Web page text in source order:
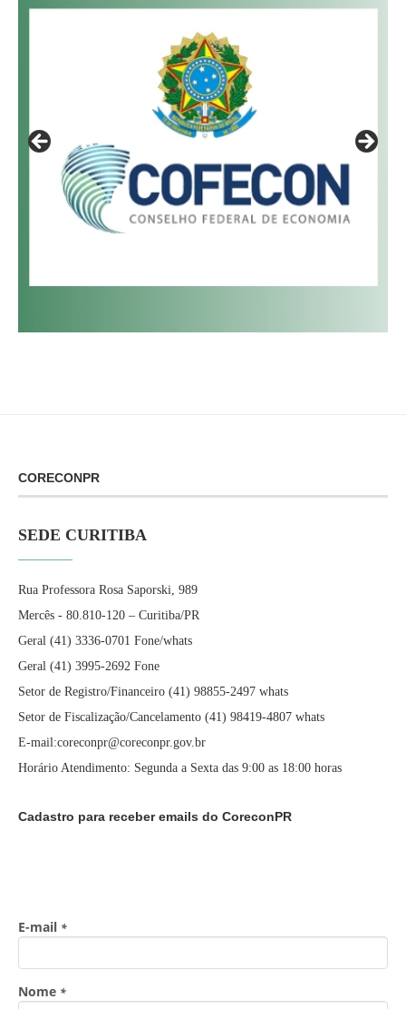
CORECONPR
SEDE CURITIBA
Rua Professora Rosa Saporski, 989
Mercês - 80.810-120 – Curitiba/PR
Geral (41) 3336-0701 Fone/whats
Geral (41) 3995-2692 Fone
Setor de Registro/Financeiro (41) 98855-2497 whats
Setor de Fiscalização/Cancelamento (41) 98419-4807 whats
E-mail:coreconpr@coreconpr.gov.br
Horário Atendimento: Segunda a Sexta das 9:00 as 18:00 horas
Cadastro para receber emails do CoreconPR